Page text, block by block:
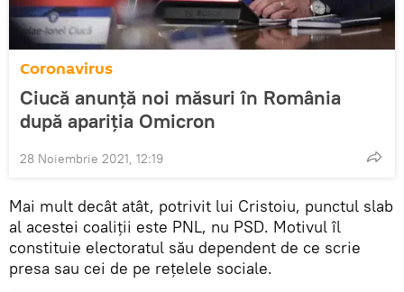
Coronavirus
Ciucă anunță noi măsuri în România
după apariția Omicron
28 Noiembrie 2021, 12:19
Mai mult decât atât, potrivit lui Cristoiu, punctul slab
al acestei coaliții este PNL, nu PSD. Motivul îl
constituie electoratul său dependent de ce scrie
presa sau cei de pe rețelele sociale.